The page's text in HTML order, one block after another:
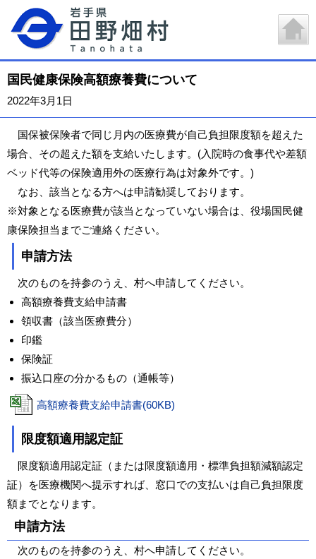
国民健康保険高額療養費について
2022年3月1日
国保被保険者で同じ月内の医療費が自己負担限度額を超えた
場合、その超えた額を支給いたします。(入院時の食事代や差額
ベッド代等の保険適用外の医療行為は対象外です。)
なお、該当となる方へは申請勧奨しております。
※対象となる医療費が該当となっていない場合は、役場国民健
康保険担当までご連絡ください。
申請方法
次のものを持参のうえ、村へ申請してください。
高額療養費支給申請書
領収書（該当医療費分）
印鑑
保険証
振込口座の分かるもの（通帳等）
高額療養費支給申請書(60KB)
限度額適用認定証
限度額適用認定証（または限度額適用・標準負担額減額認定
証）を医療機関へ提示すれば、窓口での支払いは自己負担限度
額までとなります。
申請方法
次のものを持参のうえ、村へ申請してください。